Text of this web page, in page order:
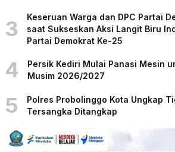
3
Keseruan Warga dan DPC Partai
saat Sukseskan Aksi Langit Biru
Partai Demokrat Ke-25
4
Persik Kediri Mulai Panasi Mesin
Musim 2026/2027
5
Polres Probolinggo Kota Ungkap
Tersangka Ditangkap